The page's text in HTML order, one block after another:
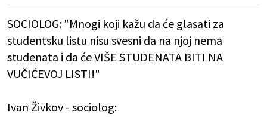
SOCIOLOG: "Mnogi koji kažu da će glasati za
studentsku listu nisu svesni da na njoj nema
studenata i da će VIŠE STUDENATA BITI NA
VUČIĆEVOJ LISTI!"
Ivan Živkov - sociolog: